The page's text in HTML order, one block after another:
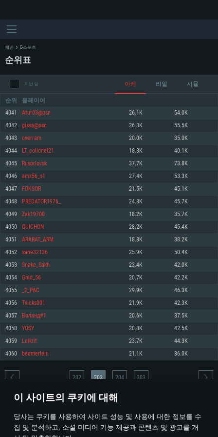
이 사이트의 쿠키에 대해
당사는 쿠키를 사용하여 사이트 성능 및 사용에 대한 정보를 수
집 및 분석하고, 소셜 미디어 기능 제공과 콘텐츠 및 광고를 개
시스템 요구사항
최소사양
운영체제: Windows 10 (64 bit)
프로세서: 2.2 GHz 듀얼코어 이상
메모리: 4GB
그래픽 카드: DirectX 11 이상을 지원하는 AMD Radeon 77XX / NVIDIA
GeForce GT 660. 최소 사양 해상도: 720p
네트워크: 브로드밴드 인터넷
여유 저장 공간: 22.1 GB (최소 클라이언트)
권장 사양
570 혹은 그 이상
여유 저장 공간: 62.2 GB (전체 클라이언트)
최소사양
운영체제: Mac OS Big Sur 11.0
프로세서: 최소 2.2 GHz의 Core i5 (Intel Xeon 은 지원하지 않습니다)
메모리: 6 GB
그래픽 카드: Metal 을 지원하는 Intel Iris Pro 5200 (Mac), 혹은 이와 비슷한 성
능을 가지는 Mac 버전의 AMD/Nvidia. 최소 해상도: 720p
네트워크: 브로드밴드 인터넷
여유 저장 공간: 22.1 GB (최소 클라이언트)
권장 사양
네트워크: 브로드밴드 인터넷
여유 저장 공간: 62.2 GB (전체 클라이언트)
최소사양
운영체제: 64bit Linux 중 최신 버전
프로세서: 2.4 GHz 듀얼코어
메모리: 4 GB
그래픽 카드: Vulkan 을 지원하고, 최신 그래픽 드라이버를 지원하는 NVIDIA
660 (6개월 미만) 혹은 그와 동급의 성능을 가지며 최신 그래픽 드라이버를 지
원하는 AMD (6개월 미만; 최소사양 지원 해상도 720p)
네트워크: 브로드밴드 인터넷
여유 저장 공간: 22.1 GB (최소 클라이언트)
권장 사양
운영체제: Ubuntu 20.04 64bit
프로세서: Intel Core i7
메모리: 16 GB
그래픽 카드: Vulkan 을 지원하고, 최신 그래픽 드라이버를 지원하는 NVIDIA
1060 (6개월 미만) 혹은 그와 동급의 성능을 가지며 최신 그래픽 드라이버를
지원하는 AMD RX 570 (6개월 미만; 최소사양 지원 해상도 720p) 이상
여유 저장 공간: 62.2 GB (전체 클라이언트)
메인 E-스포츠
순위표
지난 달 아케 리얼 시뮬
순위 플레이어
4041 Atur03@psn 26.1K 54.0K
4042 gissa@psn 26.3K 55.5K
4043 overram 20.0K 35.0K
4044 LT_collonel21 18.3K 40.1K
4045 Rusorlovsk 37.7K 73.8K
4046 amx56_s1 27.4K 53.3K
4047 FOKSOR 21.5K 45.1K
4048 PREDATOR1976_ 24.8K 45.7K
4049 Zak19700 18.2K 35.7K
4050 GUICHON 28.2K 45.4K
4051 ARARAT_ARM 18.8K 38.2K
4052 sane32136 25.9K 50.4K
4053 Snake_Sakh 23.4K 42.0K
4054 Gold_56 20.7K 42.2K
4055 _2_PAC 29.9K 46.3K
4056 Tvicks001 21.9K 42.3K
4057 Воланд#1 20.6K 37.5K
4058 YOSY 20.8K 42.5K
4059 Leikrit 23.7K 44.3K
4060 beamerlein 21.1K 36.0K
* 순위표는 매일 1회 갱신됩니다
202 203 204 303